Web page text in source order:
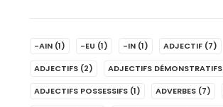
-AIN (1) -EU (1) -IN (1) ADJECTIF (7)
ADJECTIFS (2) ADJECTIFS DÉMONSTRATIFS
ADJECTIFS POSSESSIFS (1) ADVERBES (7)